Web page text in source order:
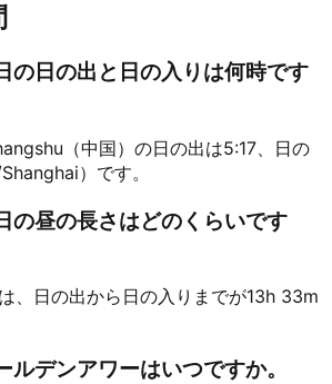
日の出と日の入りは何時です
（中国）の日の出は5:17、日の
）です。
昼の長さはどのくらいです
、日の出から日の入りまでが13h 33m
デンアワーはいつですか。